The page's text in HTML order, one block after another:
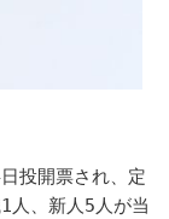
投開票され、定
人、新人5人が当